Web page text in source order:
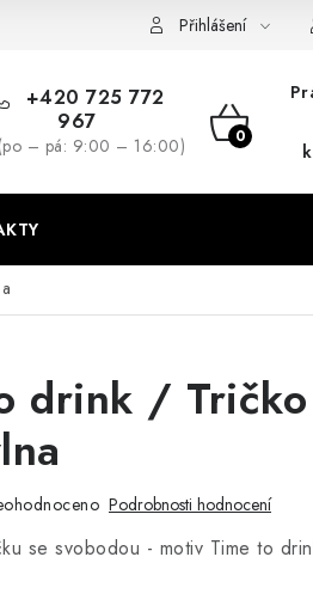
GDPR + cookies
Přihlášení
+420 725 772
967
– pá: 9:00 – 16:00)
drink /
Podrobnosti hodnocení
se svobodou - motiv Time to